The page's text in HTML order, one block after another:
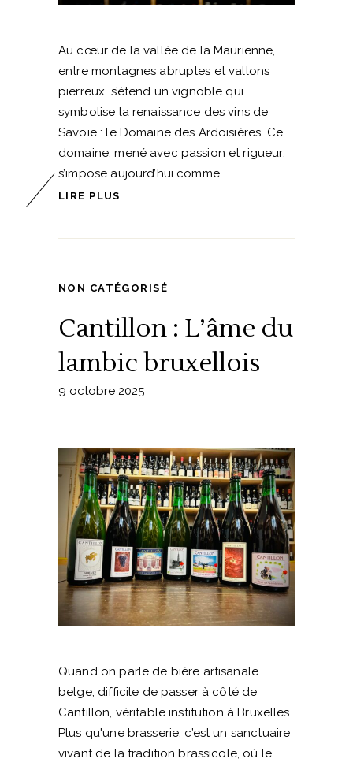
Au cœur de la vallée de la Maurienne,
entre montagnes abruptes et vallons
pierreux, s’étend un vignoble qui
symbolise la renaissance des vins de
Savoie : le Domaine des Ardoisières. Ce
domaine, mené avec passion et rigueur,
s’impose aujourd’hui comme
LIRE PLUS
NON CATÉGORISÉ
Cantillon : L’âme du
lambic bruxellois
9 octobre 2025
Quand on parle de bière artisanale
belge, difficile de passer à côté de
Cantillon, véritable institution à Bruxelles.
Plus qu'une brasserie, c’est un sanctuaire
vivant de la tradition brassicole, où le